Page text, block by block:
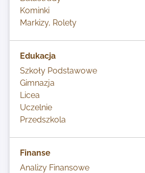
Kominki
Markizy, Rolety
Edukacja
Szkoły Podstawowe
Gimnazja
Licea
Uczelnie
Przedszkola
Finanse
Analizy Finansowe